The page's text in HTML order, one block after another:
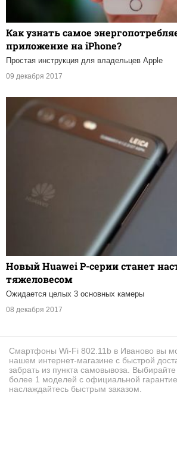
Как узнать самое
приложение на iPhone?
Простая инструкция для владельцев Apple
09 декабря 2017
Новый Huawei P-серии станет
тяжеловесом
Ожидается целых 3 основных камеры
08 декабря 2017
Смартфоны Wi-Fi 802.11b в Иваново вы
нашем интернет-магазине с быстрой
забрать из пункта самовывоза.
более 1 моделей с официальной
наслаждайтесь быстрым заказом.